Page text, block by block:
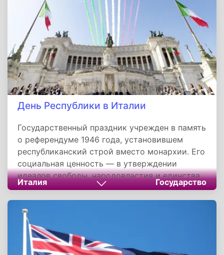
молитвенником и заступником, а его память
служит напоминанием о вечной ценности
христианского свидетельства даже до
смерти.
День Республики в Италии
Государственный праздник учрежден в память
о референдуме 1946 года, установившем
республиканский строй вместо монархии. Его
социальная ценность — в утверждении
идеалов свободы, народовластия и единства.
Традиции, такие как парад в Риме и пролет
«Трехцветных стрел», символизируют
преемственность истории и уважение к
выбору предков. Этот праздник остается
живым напоминанием: демократия —
результат сознательного выбора граждан.
Италия Государство